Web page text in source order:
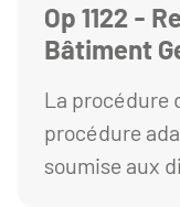
Op 1122 -
Bâtiment
La procédure
procédure
soumise aux